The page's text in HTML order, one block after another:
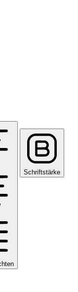
Schriftstärke